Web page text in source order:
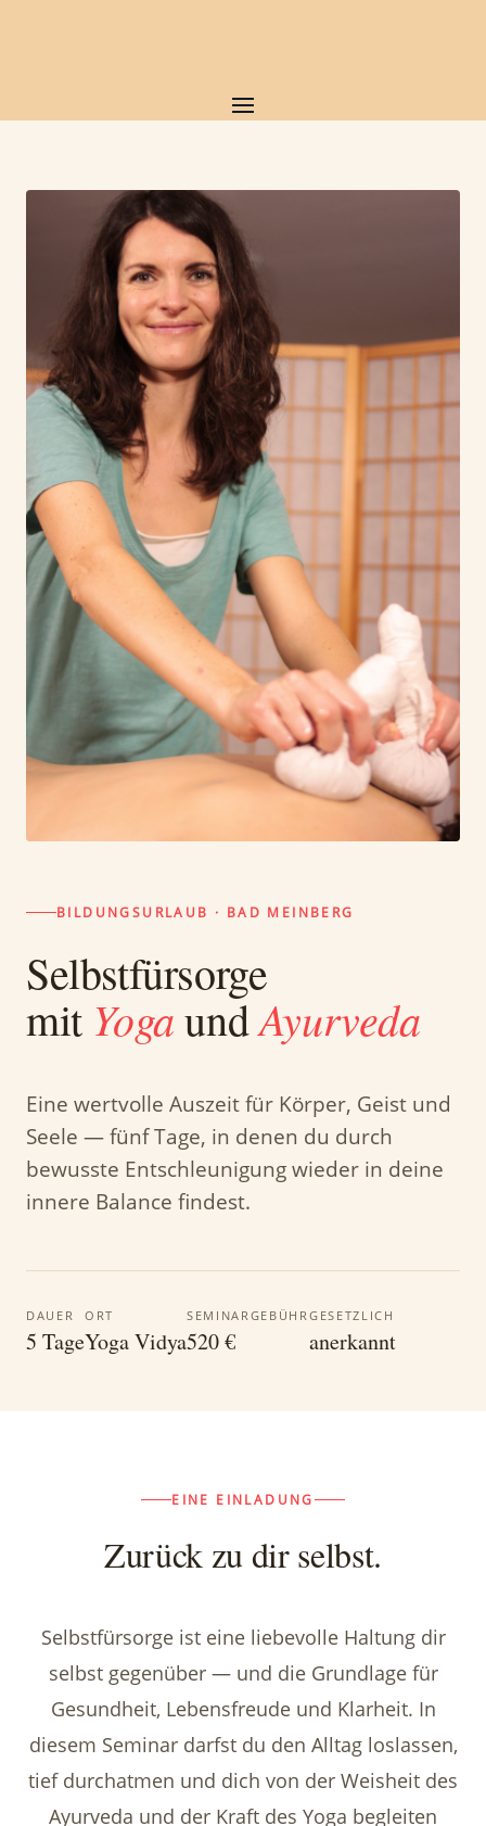
BILDUNGSURLAUB · BAD MEINBERG
Selbstfürsorge
mit YogaundAyurveda
Eine wertvolle Auszeit für Körper, Geist und
Seele — fünf Tage, in denen du durch
bewusste Entschleunigung wieder in deine
innere Balance findest.
DAUER
5 Tage
ORT
Yoga Vidya
SEMINARGEBÜHR
520 €
GESETZLICH
anerkannt
EINE EINLADUNG
Zurück zu dir selbst.
Selbstfürsorge ist eine liebevolle Haltung dir
selbst gegenüber — und die Grundlage für
Gesundheit, Lebensfreude und Klarheit. In
diesem Seminar darfst du den Alltag loslassen,
tief durchatmen und dich von der Weisheit des
Ayurveda und der Kraft des Yoga begleiten